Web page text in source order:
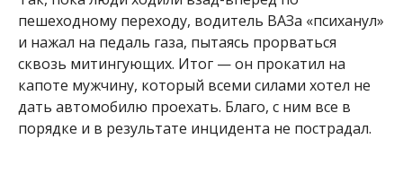
пешеходному переходу, водитель ВАЗа «психанул»
и нажал на педаль газа, пытаясь прорваться
сквозь митингующих. Итог — он прокатил на
капоте мужчину, который всеми силами хотел не
дать автомобилю проехать. Благо, с ним все в
порядке и в результате инцидента не пострадал.